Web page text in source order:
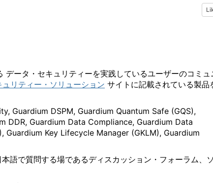
ータ・セキュリティーを実践しているユーザーのコミュ
リティー・ソリューション サイトに記載されている製品
Guardium DSPM, Guardium Quantum Safe (GQS),
DDR, Guardium Data Compliance, Guardium Data
Key Lifecycle Manager (GKLM), Guardium
語で質問する場であるディスカッション・フォーラム、